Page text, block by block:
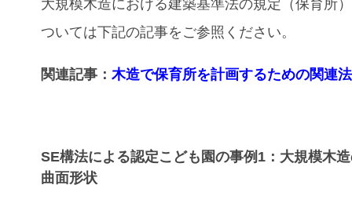
大規模木造における建築基準法の規定（保育所
ついては下記の記事をご参照ください。
関連記事：木造で保育所を計画するための関連
SE構法による認定こども園の事例1：大規模木
曲面形状